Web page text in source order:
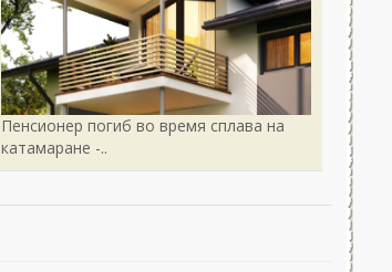
Пенсионер погиб во время сплава на
катамаране -..